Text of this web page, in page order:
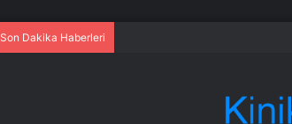
Son Dakika Haberleri